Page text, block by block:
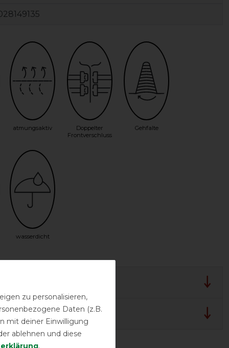
atmungsaktiv
Doppelter
Frontverschluss
Gehfalte
wasserdicht
zu personalisieren,
Daten (z.B.
mit deiner Einwilligung
ablehnen und diese
.